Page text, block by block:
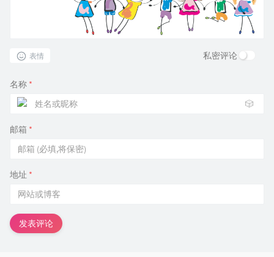
表情 私密评论
名称 *
🎲
邮箱 *
地址 *
发表评论